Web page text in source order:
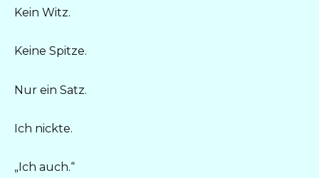
Kein Witz.
Keine Spitze.
Nur ein Satz.
Ich nickte.
„Ich auch.“